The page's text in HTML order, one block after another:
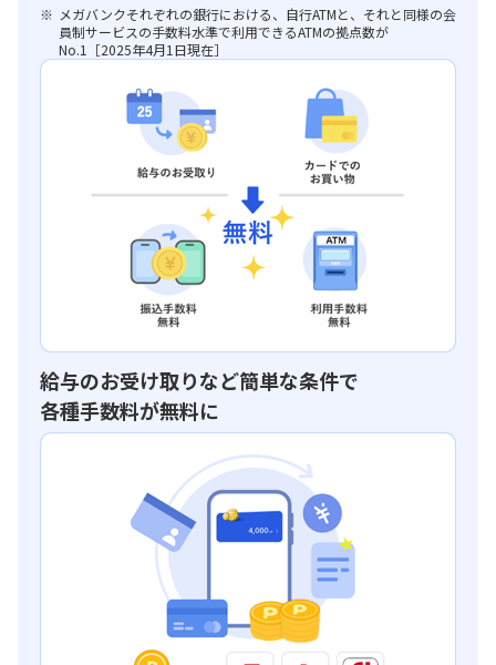
メガバンクそれぞれの銀行における、自行ATMと、それと同様の会
員制サービスの手数料水準で利用できるATMの拠点数が
No.1［2025年4月1日現在］
給与のお受け取りなど簡単な条件で
各種手数料が無料に